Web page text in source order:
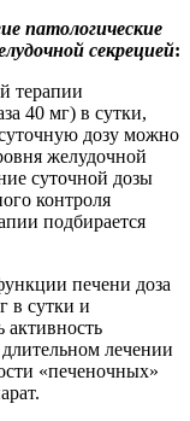
патологические
секрецией:
терапии
40 мг) в сутки,
дозу можно
желудочной
суточной дозы
контроля
подбирается
печени доза
в сутки и
активность
лечении
«печеночных»